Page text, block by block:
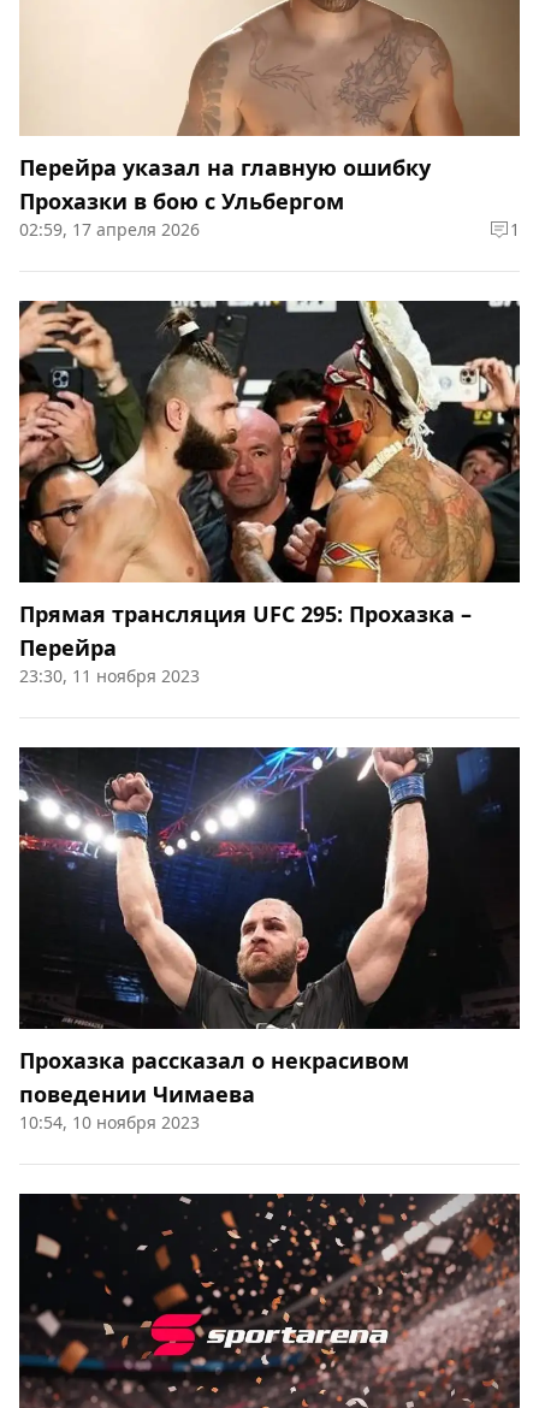
Перейра указал на главную ошибку
Прохазки в бою с Ульбергом
02:59, 17 апреля 2026 1
Прямая трансляция UFC 295: Прохазка –
Перейра
23:30, 11 ноября 2023
Прохазка рассказал о некрасивом
поведении Чимаева
10:54, 10 ноября 2023